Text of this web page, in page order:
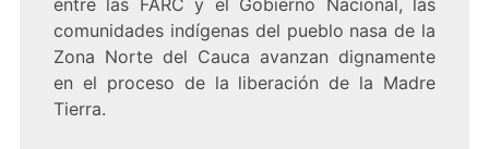
entre las FARC y el Gobierno Nacional, las
comunidades indígenas del pueblo nasa de la
Zona Norte del Cauca avanzan dignamente
en el proceso de la liberación de la Madre
Tierra.